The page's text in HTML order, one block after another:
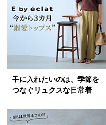
手に入れたいのは、季節を
つなぐリュクスな日常着